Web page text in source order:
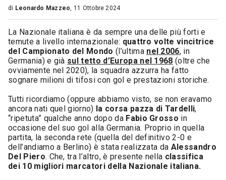
di Leonardo Mazzeo, 11 Ottobre 2024
La Nazionale italiana è da sempre una delle più forti e
temute a livello internazionale: quattro volte vincitrice
del Campionato del Mondo (l’ultima nel 2006, in
Germania) e già sul tetto d’Europa nel 1968 (oltre che
ovviamente nel 2020), la squadra azzurra ha fatto
sognare milioni di tifosi con gol e prestazioni storiche.
Tutti ricordiamo (oppure abbiamo visto, se non eravamo
ancora nati quel giorno) la corsa pazza di Tardelli,
“ripetuta” qualche anno dopo da Fabio Grosso in
occasione del suo gol alla Germania. Proprio in quella
partita, la seconda rete (quella del definitivo 2-0 e
dell’andiamo a Berlino) è stata realizzata da Alessandro
Del Piero. Che, tra l’altro, è presente nella classifica
dei 10 migliori marcatori della Nazionale italiana.